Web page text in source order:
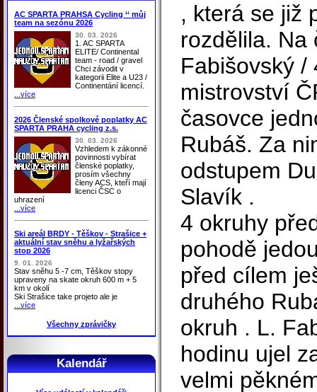
AC SPARTA PRAHSA Cycling ‘‘ můj
team na sezónu 2026
30. 03. 2026
1. AC SPARTA
ELITE/ Continental
team - road / gravel
Chci závodit v
kategorii Elite a U23 /
Continentání licencí.
...více
2026 Členské spolkové poplatky AC
SPARTA PRAHA cycling z.s.
30. 03. 2026
Vzhledem k zákonné
povinnosti vybírat
členské poplatky,
prosím všechny
členy ACS, kteří mají
licenci ČSC o
uhrazení
...více
Ski areál BRDY - Těškov - Strašice +
aktuální stav sněhu a lyžařských
stop 2026
9. 01. 2026
Stav sněhu 5 -7 cm, Těškov stopy
upraveny na skate okruh 600 m + 5
km v okolí
Ski Strašice take projeto ale je
...více
Všechny zprávičky
Kalendář
, která se již
rozdělila. Na
Fabišovský /
mistrovství
časovce
Rubáš. Za
odstupem
Slavík .
4 okruhy
pohodě
před cílem
druhého
okruh . L.
hodinu ujel
velmi